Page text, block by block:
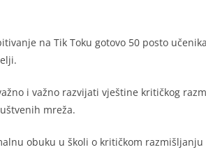
na Tik Toku gotovo 50 posto
i važno razvijati vještine kritičkog
mreža.
obuku u školi o kritičkom